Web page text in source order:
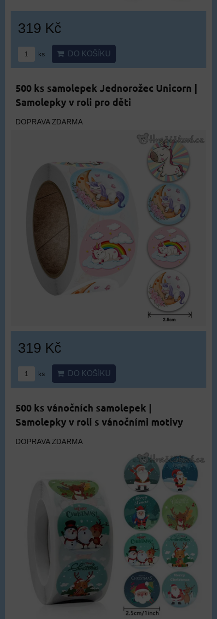
319 Kč
ks DO KOŠÍKU
500 ks samolepek Jednorožec Unicorn |
Samolepky v roli pro děti
DOPRAVA ZDARMA
319 Kč
ks DO KOŠÍKU
500 ks vánočních samolepek |
Samolepky v roli s vánočními motivy
DOPRAVA ZDARMA